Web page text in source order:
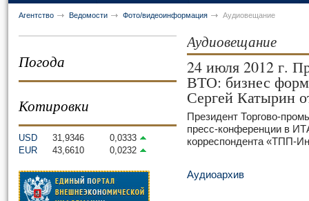
Агентство Ведомости Фото/видеоинформация Аудиовещание
Погода
Котировки
USD 31,9346
0,0333
EUR
43,6610 0,0232
Аудиовещание
24 июля 2012 г.
ВТО: бизнес
Сергей Катырин
Президент Торгово-
пресс-конференции в
корреспондента «ТПП-
Аудиоархив